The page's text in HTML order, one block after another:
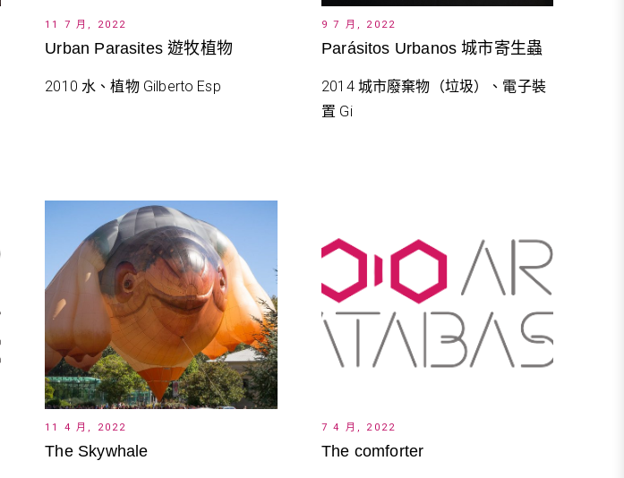
11 7 月, 2022
Urban Parasites 遊牧植物
2010 水、植物 Gilberto Esp
9 7 月, 2022
Parásitos Urbanos 城市寄生蟲
2014 城市廢棄物（垃圾）、電子裝
置 Gi
11 4 月, 2022
The Skywhale
7 4 月, 2022
The comforter